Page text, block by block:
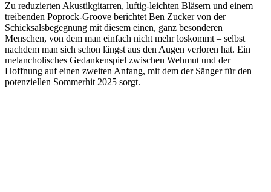
Zu reduzierten Akustikgitarren, luftig-leichten Bläsern und einem
treibenden Poprock-Groove berichtet Ben Zucker von der
Schicksalsbegegnung mit diesem einen, ganz besonderen
Menschen, von dem man einfach nicht mehr loskommt – selbst
nachdem man sich schon längst aus den Augen verloren hat. Ein
melancholisches Gedankenspiel zwischen Wehmut und der
Hoffnung auf einen zweiten Anfang, mit dem der Sänger für den
potenziellen Sommerhit 2025 sorgt.